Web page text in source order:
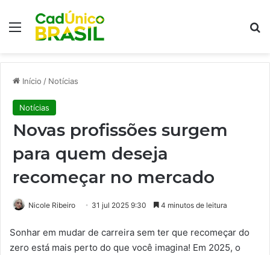
Menu
Início / Notícias
Notícias
Novas profissões surgem
para quem deseja
recomeçar no mercado
Nicole Ribeiro 31 jul 2025 9:30 4 minutos de leitura
Sonhar em mudar de carreira sem ter que recomeçar do
zero está mais perto do que você imagina! Em 2025, o